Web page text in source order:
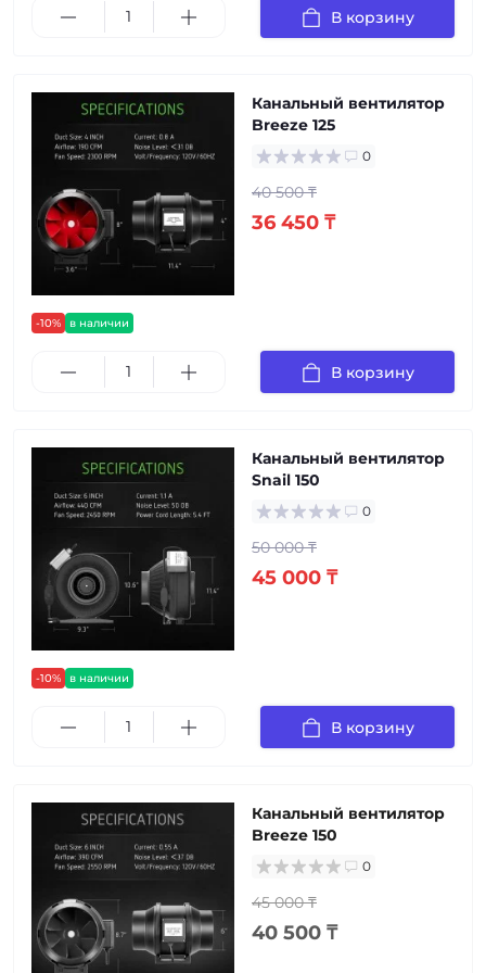
В корзину
-10% в наличии
Канальный вентилятор
Breeze 125
0
40 500 ₸
36 450 ₸
В корзину
-10% в наличии
Канальный вентилятор
Snail 150
0
50 000 ₸
45 000 ₸
В корзину
Канальный вентилятор
Breeze 150
0
45 000 ₸
40 500 ₸